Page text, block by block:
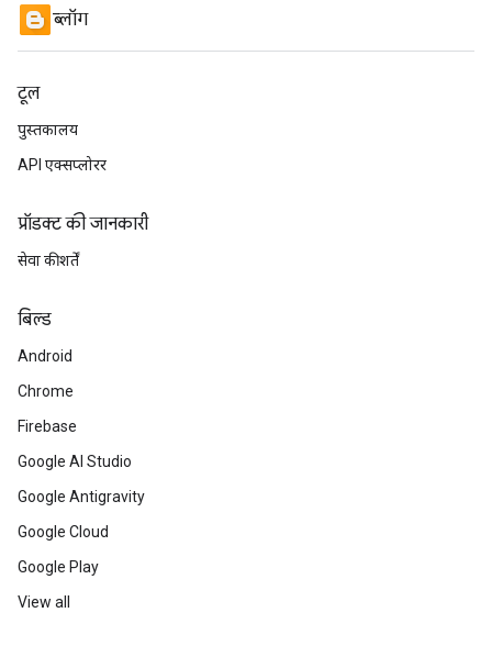
ब्लॉग
टूल
पुस्तकालय
API एक्सप्लोरर
प्रॉडक्ट की जानकारी
सेवा की शर्तें
बिल्ड
Android
Chrome
Firebase
Google AI Studio
Google Antigravity
Google Cloud
Google Play
View all